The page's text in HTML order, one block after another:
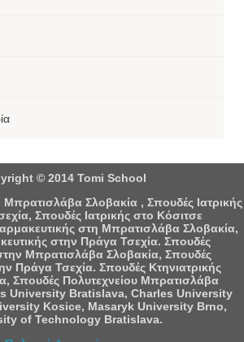
© 2014 Tomi School
Μπρατισλάβα Σλοβακία , Σπουδές Ιατρικής
Σπουδές Ιατρικής στο Κόσιτσε
στη Μπρατισλάβα Σλοβακία,
στην Πράγα Τσεχία. Σπουδές
Μπρατισλάβα Σλοβακία, Σπουδές
Πράγα Τσεχία. Σπουδές Κτηνιατρικής
Σπουδές Πολυτεχνείου Μπρατισλάβα
University Bratislava, Charles University
Kosice, Masaryk University Brno,
of Technology Bratislava.